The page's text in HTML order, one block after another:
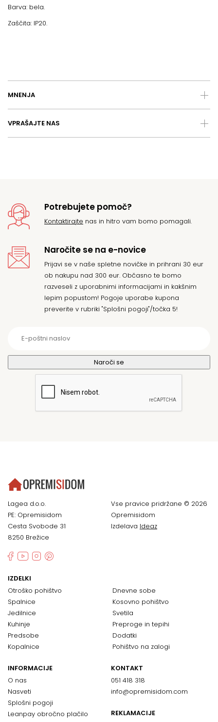
Barva: bela.
Zaščita: IP20.
MNENJA
VPRAŠAJTE NAS
Potrebujete pomoč?
Kontaktirajte nas in hitro vam bomo pomagali.
Naročite se na e-novice
Prijavi se v naše spletne novičke in prihrani 30 eur
ob nakupu nad 300 eur. Občasno te bomo
razveseli z uporabnimi informacijami in kakšnim
lepim popustom! Pogoje uporabe kupona
preverite v rubriki "Splošni pogoji"/točka 5!
Lagea d.o.o.
PE: Opremisidom
Cesta Svobode 31
8250 Brežice
Vse pravice pridržane © 2026
Opremisidom
Izdelava Ideaz
IZDELKI
Otroško pohištvo
Spalnice
Jedilnice
Kuhinje
Predsobe
Kopalnice
Dnevne sobe
Kosovno pohištvo
Svetila
Preproge in tepihi
Dodatki
Pohištvo na zalogi
INFORMACIJE
O nas
Nasveti
Splošni pogoji
Leanpay obročno plačilo
KONTAKT
051 418 318
info@opremisidom.com
REKLAMACIJE